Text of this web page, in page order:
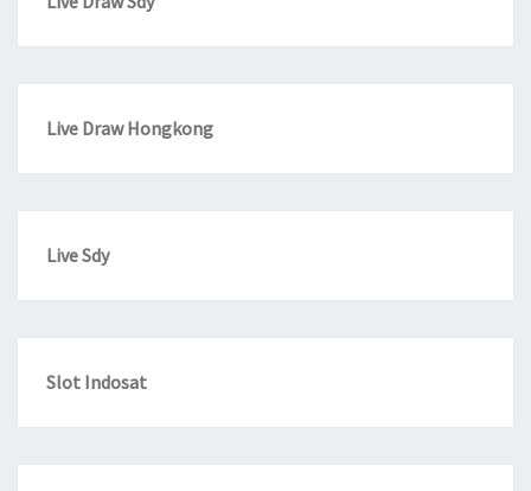
Live Draw Hongkong
Live Sdy
Slot Indosat